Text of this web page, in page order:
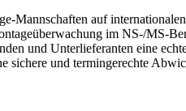
Mannschaften auf
im NS-/MS-
und Unterlieferanten eine
sichere und termingerechte